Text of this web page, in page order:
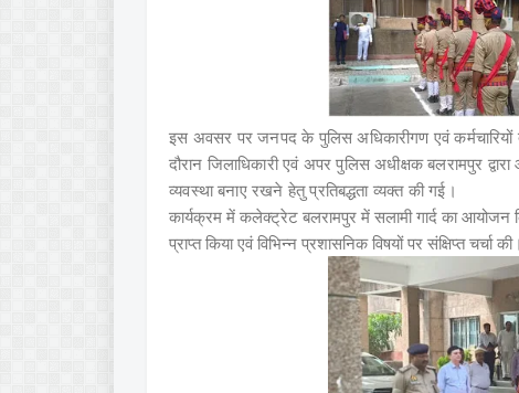
इस अवसर पर जनपद के पुलिस अधिकारीगण एवं कर्मचारियों
दौरान जिलाधिकारी एवं अपर पुलिस अधीक्षक बलरामपुर
व्यवस्था बनाए रखने हेतु प्रतिबद्धता व्यक्त की गई।
कार्यक्रम में कलेक्ट्रेट बलरामपुर में सलामी गार्द का आयोजन
प्राप्त किया एवं विभिन्न प्रशासनिक विषयों पर संक्षिप्त चर्चा की।